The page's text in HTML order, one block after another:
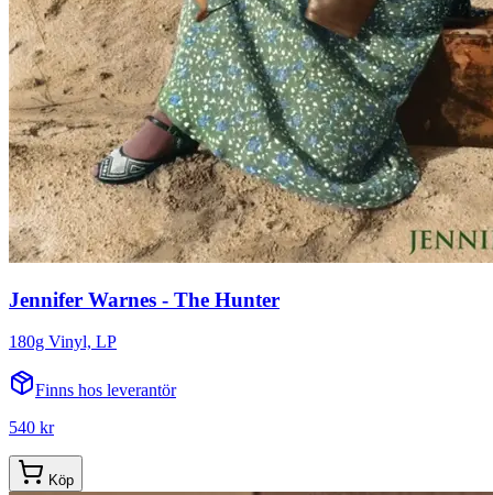
Jennifer Warnes - The Hunter
180g Vinyl, LP
Finns hos leverantör
540 kr
Köp